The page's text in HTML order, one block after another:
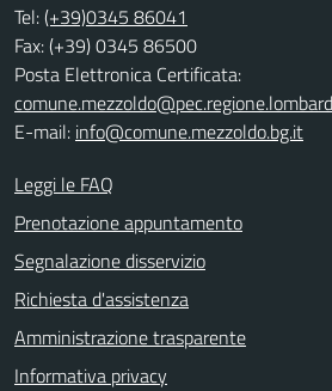
Tel:(+39)0345 86041
Fax: (+39) 0345 86500
Posta Elettronica Certificata:
E-mail: info@comune.mezzoldo.bg.it
Leggi le FAQ
Prenotazione appuntamento
Segnalazione disservizio
Richiesta d'assistenza
Amministrazione trasparente
Informativa privacy